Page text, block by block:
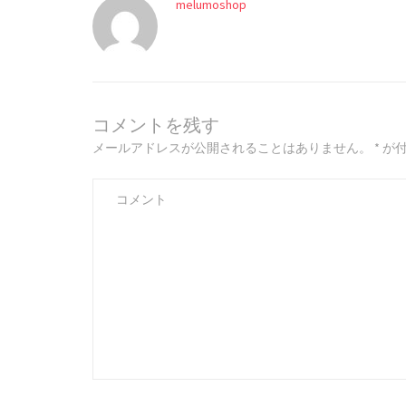
melumoshop
コメントを残す
メールアドレスが公開されることはありません。 * が